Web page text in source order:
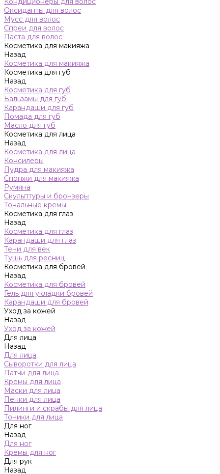
Оксиданты для волос
Мусс для волос
Спреи для волос
Паста для волос
Косметика для макияжа
Назад
Косметика для макияжа
Косметика для губ
Назад
Косметика для губ
Бальзамы для губ
Карандаши для губ
Помада для губ
Масло для губ
Косметика для лица
Назад
Косметика для лица
Консилеры
Пудра для макияжа
Спонжи для макияжа
Румяна
Скульптуры и бронзеры
Тональные кремы
Косметика для глаз
Назад
Косметика для глаз
Карандаши для глаз
Тени для век
Тушь для ресниц
Косметика для бровей
Назад
Косметика для бровей
Гель для укладки бровей
Карандаши для бровей
Уход за кожей
Назад
Уход за кожей
Для лица
Назад
Для лица
Сыворотки для лица
Патчи для лица
Кремы для лица
Маски для лица
Пенки для лица
Пилинги и скрабы для лица
Тоники для лица
Для ног
Назад
Для ног
Кремы для ног
Для рук
Назад